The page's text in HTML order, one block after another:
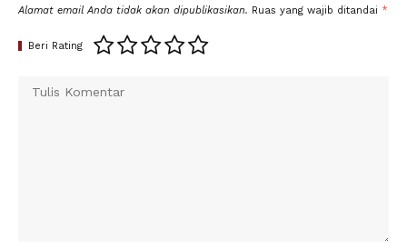
Alamat email Anda tidak akan dipublikasikan. Ruas yang wajib ditandai *
Beri Rating